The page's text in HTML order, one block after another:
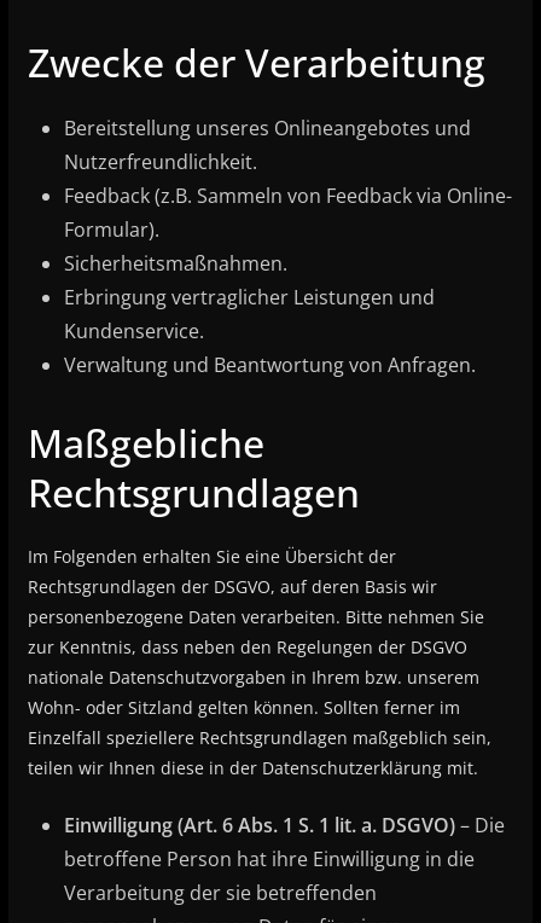
Zwecke der Verarbeitung
Bereitstellung unseres Onlineangebotes und
Nutzerfreundlichkeit.
Feedback (z.B. Sammeln von Feedback via Online-
Formular).
Sicherheitsmaßnahmen.
Erbringung vertraglicher Leistungen und
Kundenservice.
Verwaltung und Beantwortung von Anfragen.
Maßgebliche
Rechtsgrundlagen
Im Folgenden erhalten Sie eine Übersicht der
Rechtsgrundlagen der DSGVO, auf deren Basis wir
personenbezogene Daten verarbeiten. Bitte nehmen Sie
zur Kenntnis, dass neben den Regelungen der DSGVO
nationale Datenschutzvorgaben in Ihrem bzw. unserem
Wohn- oder Sitzland gelten können. Sollten ferner im
Einzelfall speziellere Rechtsgrundlagen maßgeblich sein,
teilen wir Ihnen diese in der Datenschutzerklärung mit.
Einwilligung (Art. 6 Abs. 1 S. 1 lit. a. DSGVO)– Die
betroffene Person hat ihre Einwilligung in die
Verarbeitung der sie betreffenden